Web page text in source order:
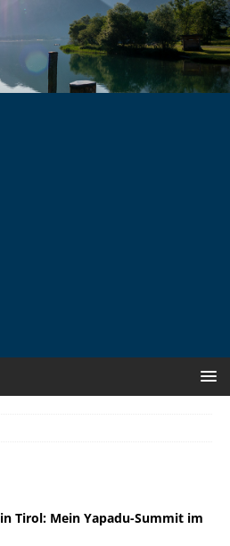
Tirol: Mein Yapadu-Summit im